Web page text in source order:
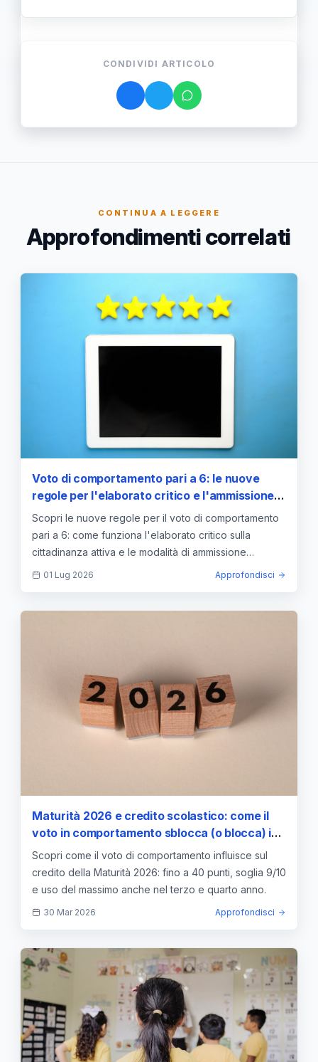
CONDIVIDI ARTICOLO
CONTINUA A LEGGERE
Approfondimenti correlati
Voto di comportamento pari a 6: le nuove
regole per l'elaborato critico e l'ammissione
alla classe successiva
Scopri le nuove regole per il voto di comportamento
pari a 6: come funziona l'elaborato critico sulla
cittadinanza attiva e le modalità di ammissione
all'Esame di Stato.
01 Lug 2026 Approfondisci
Maturità 2026 e credito scolastico: come il
voto in comportamento sblocca (o blocca) i
punti massimi
Scopri come il voto di comportamento influisce sul
credito della Maturità 2026: fino a 40 punti, soglia 9/10
e uso del massimo anche nel terzo e quarto anno.
30 Mar 2026 Approfondisci